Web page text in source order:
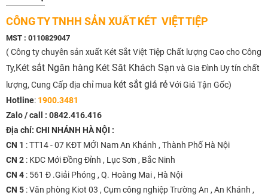
CÔNG TY TNHH SẢN XUẤT KÉT VIỆT TIỆP
MST : 0110829047
( Công ty chuyên sản xuất Két Sắt Việt Tiệp Chất lượng Cao cho Công
Ty,Két sắt Ngân hàng Két Săt Khách Sạn và Gia Đình Uy tín chất
lượng, Cung Cấp địa chỉ mua két sắt giá rẻVới Giá Tận Gốc)
Hotline: 1900.3481
Zalo / call : 0842.416.416
Địa chỉ: CHI NHÁNH HÀ NỘI :
CN 1 : TT14 - 07 KĐT MỚI Nam An Khánh , Thành Phố Hà Nội
CN 2 : KDC Mới Đồng Đỉnh , Lục Sơn , Bắc Ninh
CN 4 : 561 Đ .Giải Phóng , Q. Hoàng Mai , Hà Nội
CN 5 : Văn phòng Kiot 03 , Cụm công nghiệp Trường An , An Khánh ,